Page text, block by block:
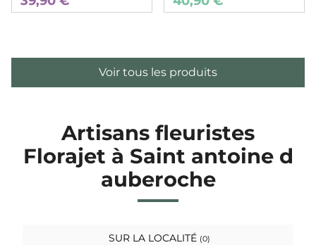
Voir tous les produits
Artisans fleuristes
Florajet à Saint antoine d
auberoche
SUR LA LOCALITÉ (0)